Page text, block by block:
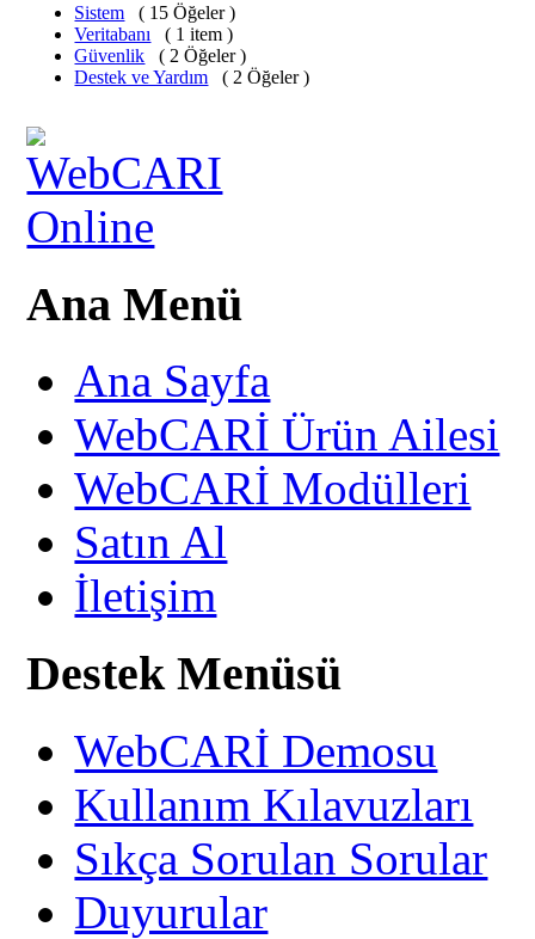
Sistem
( 15 Öğeler )
Veritabanı
( 1 item )
Güvenlik
( 2 Öğeler )
Destek ve Yardım
( 2 Öğeler )
Ana Menü
Ana Sayfa
WebCARİ Ürün Ailesi
WebCARİ Modülleri
Satın Al
İletişim
Destek Menüsü
WebCARİ Demosu
Kullanım Kılavuzları
Sıkça Sorulan Sorular
Duyurular